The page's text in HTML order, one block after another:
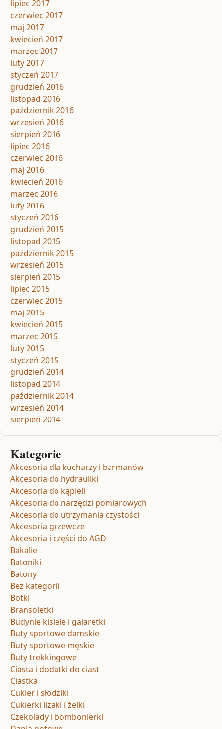
lipiec 2017
czerwiec 2017
maj 2017
kwiecień 2017
marzec 2017
luty 2017
styczeń 2017
grudzień 2016
listopad 2016
październik 2016
wrzesień 2016
sierpień 2016
lipiec 2016
czerwiec 2016
maj 2016
kwiecień 2016
marzec 2016
luty 2016
styczeń 2016
grudzień 2015
listopad 2015
październik 2015
wrzesień 2015
sierpień 2015
lipiec 2015
czerwiec 2015
maj 2015
kwiecień 2015
marzec 2015
luty 2015
styczeń 2015
grudzień 2014
listopad 2014
październik 2014
wrzesień 2014
sierpień 2014
Kategorie
Akcesoria dla kucharzy i barmanów
Akcesoria do hydrauliki
Akcesoria do kąpieli
Akcesoria do narzędzi pomiarowych
Akcesoria do utrzymania czystości
Akcesoria grzewcze
Akcesoria i części do AGD
Bakalie
Batoniki
Batony
Bez kategorii
Botki
Bransoletki
Budynie kisiele i galaretki
Buty sportowe damskie
Buty sportowe męskie
Buty trekkingowe
Ciasta i dodatki do ciast
Ciastka
Cukier i słodziki
Cukierki lizaki i żelki
Czekolady i bombonierki